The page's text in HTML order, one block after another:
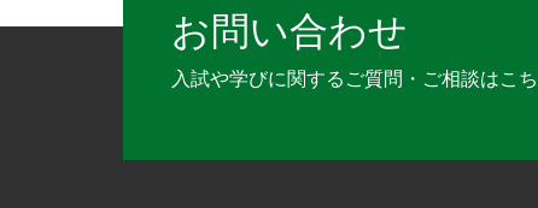
お問い合わせ
入試や学びに関するご質問・ご相談はこ